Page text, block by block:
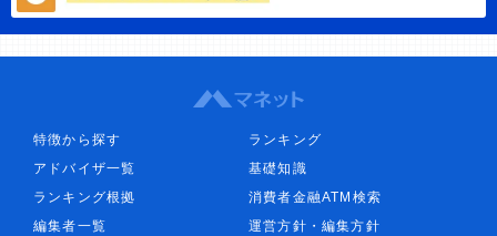
特徴から探す
ランキング
アドバイザ一覧
基礎知識
ランキング根拠
消費者金融ATM検索
編集者一覧
運営方針・編集方針